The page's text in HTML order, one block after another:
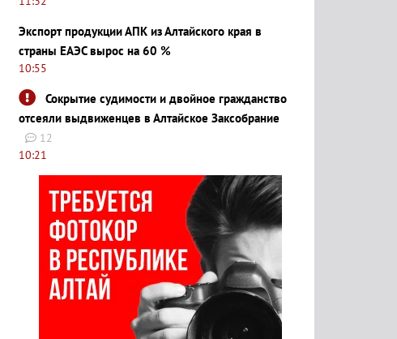
Экспорт продукции АПК из Алтайского края в
страны ЕАЭС вырос на 60 %
10:55
Сокрытие судимости и двойное гражданство
отсеяли выдвиженцев в Алтайское Заксобрание
12
10:21